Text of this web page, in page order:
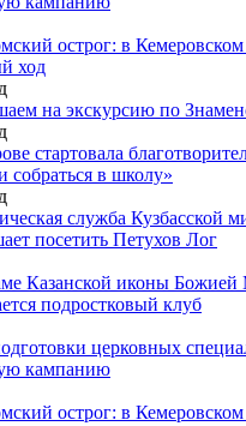
острог: в Кемеровском
ход
на экскурсию по
стартовала
собраться в школу»
служба Кузбасской
посетить Петухов Лог
Казанской иконы Божией
подростковый клуб
церковных
кампанию
острог: в Кемеровском